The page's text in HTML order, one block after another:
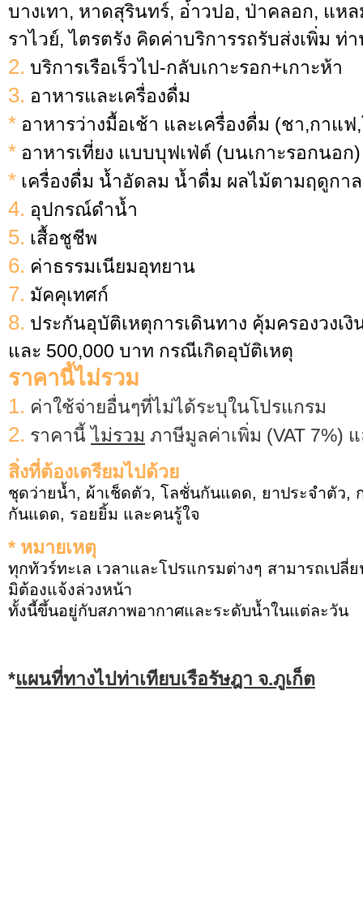
บางเทา, หาดสุรินทร์, อ่้าวปอ, ป่าคลอก, แห
ราไวย์, ไตรตรัง คิดค่าบริการรถรับส่งเพิ่ม ท่
2. บริการเรือเร็วไป-กลับเกาะรอก+เกาะห้า
3. อาหารและเครื่องดื่ม
* อาหารว่างมื้อเช้า และเครื่องดื่ม (ชา,กาแ
* อาหารเที่ยง แบบบุฟเฟ่ต์ (บนเกาะรอกนอก)
* เครื่องดื่ม น้ำอัดลม น้ำดื่ม ผลไม้ตามฤดูกาล
4. อุปกรณ์ดำน้ำ
5. เสื้อชูชีพ
6. ค่าธรรมเนียมอุทยาน
7. มัคคุเทศก์
8. ประกันอุบัติเหตุการเดินทาง คุ้มครองวงเ
และ 500,000 บาท กรณีเกิดอุบัติเหตุ
ราคานี้ไม่รวม
1. ค่าใช้จ่ายอื่นๆที่ไม่ได้ระบุในโปรแกรม
2. ราคานี้ไม่รวม ภาษีมูลค่าเพิ่ม (VAT 7%)
สิ่งที่ต้องเตรียมไปด้วย
ชุดว่ายน้ำ, ผ้าเช็ดตัว, โลชั่นกันแดด, ยาประจำตัว,
กันแดด, รอยยิ้ม และคนรู้ใจ
* หมายเหตุ
ทุกทัวร์ทะเล เวลาและโปรแกรมต่างๆ สามารถเป
มิต้องแจ้งล่วงหน้า
ทั้งนี้ขึ้นอยู่กับสภาพอากาศและระดับน้ำในแต่ละวัน
*แผนที่ทางไปท่าเทียบเรือรัษฎา จ.ภูเก็ต